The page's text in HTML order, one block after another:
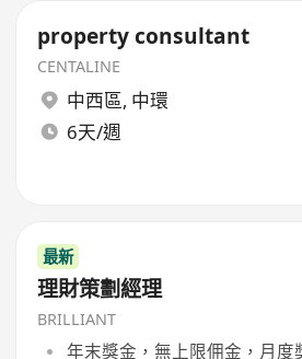
property consultant
CENTALINE
中西區, 中環
6天/週
最新
理財策劃經理
BRILLIANT
年末獎金，無上限佣金，月度